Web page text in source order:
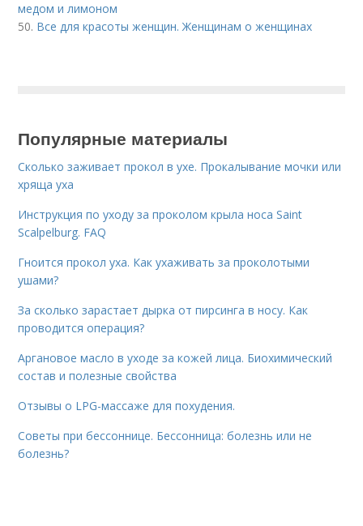
медом и лимоном
50. Все для красоты женщин. Женщинам о женщинах
Популярные материалы
Сколько заживает прокол в ухе. Прокалывание мочки или
хряща уха
Инструкция по уходу за проколом крыла носа Saint
Scalpelburg. FAQ
Гноится прокол уха. Как ухаживать за проколотыми
ушами?
За сколько зарастает дырка от пирсинга в носу. Как
проводится операция?
Аргановое масло в уходе за кожей лица. Биохимический
состав и полезные свойства
Отзывы о LPG-массаже для похудения.
Советы при бессоннице. Бессонница: болезнь или не
болезнь?